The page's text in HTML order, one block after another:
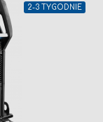
2-3 TYGODNIE